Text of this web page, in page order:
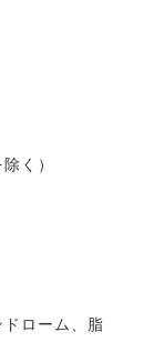
く）
ローム、脂